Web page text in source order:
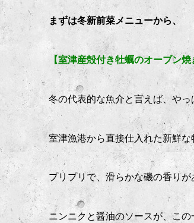
まずは冬新前菜メニューから、
【室津産殻付き牡蠣のオーブン
冬の代表的な魚介と言えば、や
室津漁港から直接仕入れた新鮮な
プリプリで、滑らかな磯の香り
ニンニクと醤油のソースが、こ